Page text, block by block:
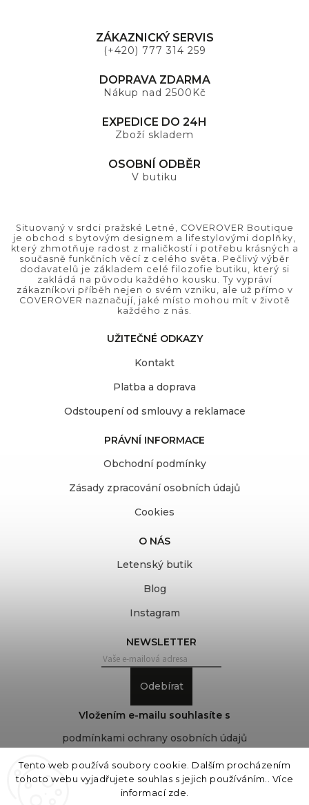
Tento web používá soubory cookie. Dalším procházením
tohoto webu vyjadřujete souhlas s jejich používáním.. Více
informací zde
ZÁKAZNICKÝ SERVIS
(+420) 777 314 259
DOPRAVA ZDARMA
Nákup nad 2500Kč
EXPEDICE DO 24H
Zboží skladem
OSOBNÍ ODBĚR
V butiku
Situovaný v srdci pražské Letné, COVEROVER Boutique
je obchod s bytovým designem a lifestylovými doplňky,
který zhmotňuje radost z maličkostí i potřebu krásných a
současně funkčních věcí z celého světa. Pečlivý výběr
dodavatelů je základem celé filozofie butiku, který si
zakládá na původu každého kousku. Ty vypráví
zákazníkovi příběh nejen o svém vzniku, ale už přímo v
COVEROVER naznačují, jaké místo mohou mít v životě
každého z nás.
UŽITEČNÉ ODKAZY
Kontakt
Platba a doprava
Odstoupení od smlouvy a reklamace
PRÁVNÍ INFORMACE
Obchodní podmínky
Zásady zpracování osobních údajů
Cookies
O NÁS
Letenský butik
Blog
Instagram
NEWSLETTER
Odebírat
Vložením e-mailu souhlasíte s
podmínkami ochrany osobních údajů
COVEROVER